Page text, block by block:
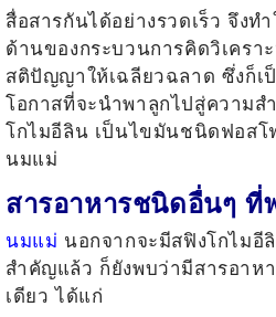
สื่อสารกันได้อย่างรวดเร็ว จึง
ด้านของกระบวนการคิดวิเครา
สติปัญญาให้เฉลียวฉลาด ซึ่งก็เ
โอกาสที่จะนำพาลูกไปสู่ความส
โกไมอีลิน เป็นไขมันชนิดฟอส
นมแม่
สารอาหารชนิดอื่นๆ
นมแม่ นอกจากจะมีสฟิงโกไมอี
สำคัญแล้ว ก็ยังพบว่ามีสารอาห
เดียว ได้แก่